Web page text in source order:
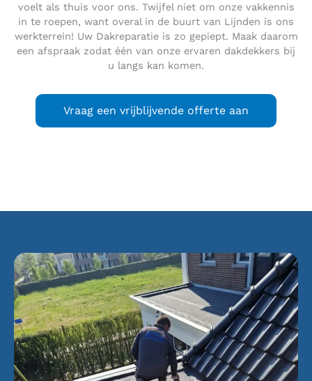
voelt als thuis voor ons. Twijfel niet om onze vakkennis
in te roepen, want overal in de buurt van Lijnden is ons
werkterrein! Uw Dakreparatie is zo gepiept. Maak daarom
een afspraak zodat één van onze ervaren dakdekkers bij
u langs kan komen.
Vraag een vrijblijvende offerte aan